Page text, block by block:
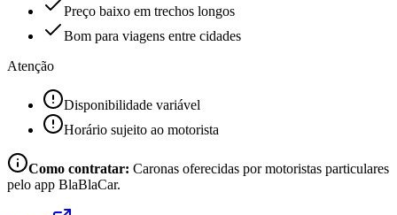
Preço baixo em trechos longos
Bom para viagens entre cidades
Atenção
Disponibilidade variável
Horário sujeito ao motorista
Como contratar: Caronas oferecidas por motoristas particulares
pelo app BlaBlaCar.